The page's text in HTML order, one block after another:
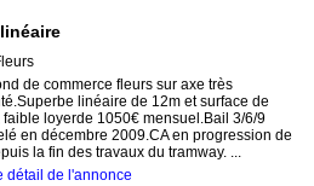
de commerce fleurs sur axe très
linéaire de 12m et surface de
faible loyerde 1050€ mensuel.Bail 3/6/9
en décembre 2009.CA en progression de
la fin des travaux du tramway. ...
détail de l'annonce